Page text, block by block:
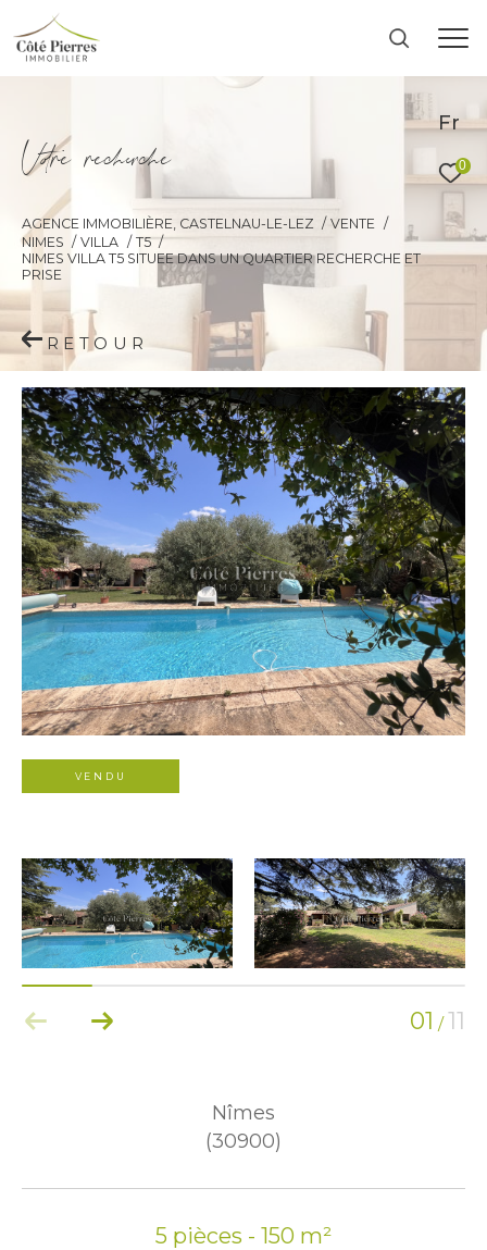
Fr
0
Vore recece
AGENCE IMMOBILIÈRE, CASTELNAU-LE-LEZ
VENTE
NIMES
VILLA
T5
NIMES VILLA T5 SITUEE DANS UN QUARTIER RECHERCHE ET
PRISE
RETOUR
VENDU
01 /11
Nîmes
(30900)
5 pièces - 150 m²